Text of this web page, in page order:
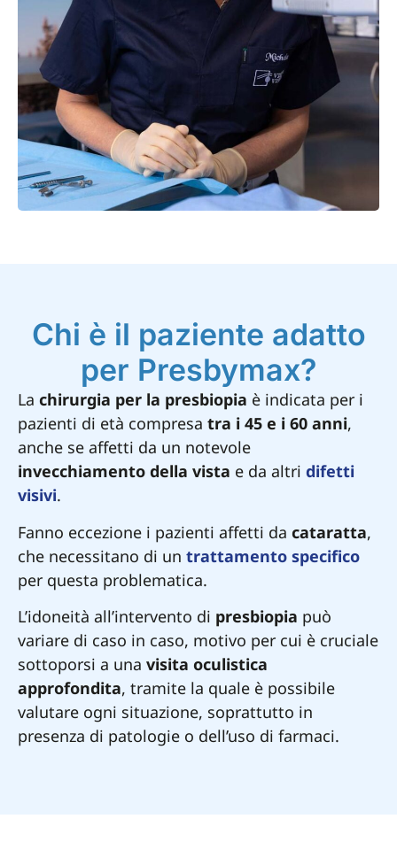
Chi è il paziente adatto
per Presbymax?
La chirurgia per la presbiopia è indicata per i
pazienti di età compresa tra i 45 e i 60 anni,
anche se affetti da un notevole
invecchiamento della vista e da altri difetti
visivi.
Fanno eccezione i pazienti affetti da cataratta,
che necessitano di un trattamento specifico
per questa problematica.
L’idoneità all’intervento di presbiopia può
variare di caso in caso, motivo per cui è cruciale
sottoporsi a una visita oculistica
approfondita, tramite la quale è possibile
valutare ogni situazione, soprattutto in
presenza di patologie o dell’uso di farmaci.